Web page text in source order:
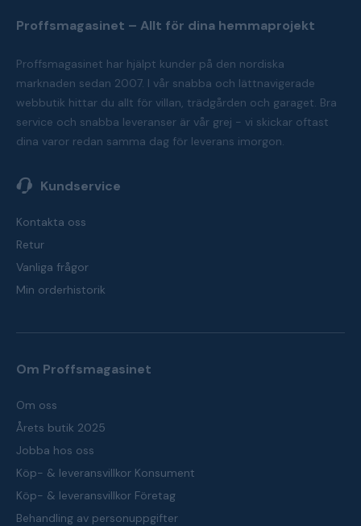
Proffsmagasinet – Allt för dina hemmaprojekt
Proffsmagasinet har hjälpt kunder på den nordiska
marknaden sedan 2007. I vår snabba och lättnavigerade
webbutik hittar du allt för villan, trädgården och garaget. Bra
service och snabba leveranser är vår grej - vi skickar oftast
dina varor redan samma dag för leverans imorgon.
Kundservice
Kontakta oss
Retur
Vanliga frågor
Min orderhistorik
Om Proffsmagasinet
Om oss
Årets butik 2025
Jobba hos oss
Köp- & leveransvillkor Konsument
Köp- & leveransvillkor Företag
Behandling av personuppgifter